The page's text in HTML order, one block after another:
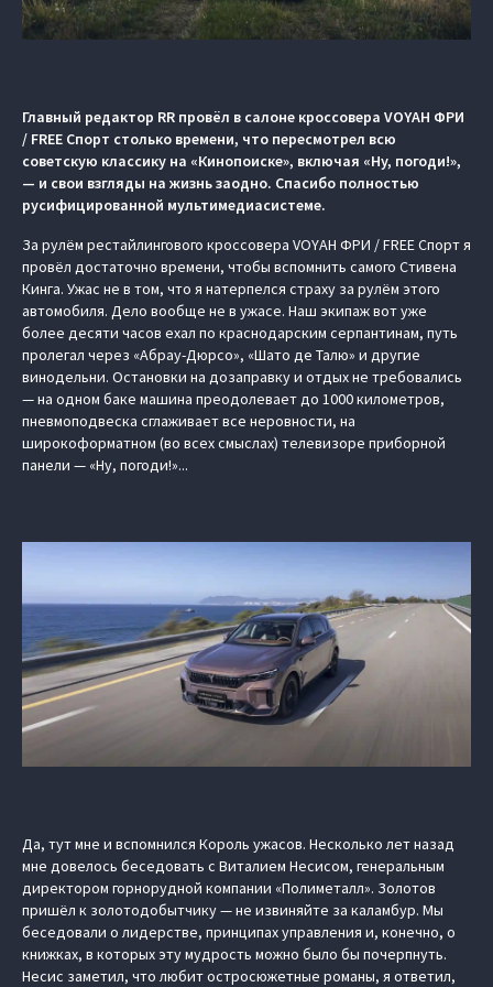
Главный редактор RR провёл в салоне кроссовера VOYAH ФРИ
/ FREE Спорт столько времени, что пересмотрел всю
советскую классику на «Кинопоиске», включая «Ну, погоди!»,
— и свои взгляды на жизнь заодно. Спасибо полностью
русифицированной мультимедиасистеме.
За рулём рестайлингового кроссовера VOYAH ФРИ / FREE Спорт я
провёл достаточно времени, чтобы вспомнить самого Стивена
Кинга. Ужас не в том, что я натерпелся страху за рулём этого
автомобиля. Дело вообще не в ужасе. Наш экипаж вот уже
более десяти часов ехал по краснодарским серпантинам, путь
пролегал через «Абрау-Дюрсо», «Шато де Талю» и другие
винодельни. Остановки на дозаправку и отдых не требовались
— на одном баке машина преодолевает до 1000 километров,
пневмоподвеска сглаживает все неровности, на
широкоформатном (во всех смыслах) телевизоре приборной
панели — «Ну, погоди!»...
Да, тут мне и вспомнился Король ужасов. Несколько лет назад
мне довелось беседовать с Виталием Несисом, генеральным
директором горнорудной компании «Полиметалл». Золотов
пришёл к золотодобытчику — не извиняйте за каламбур. Мы
беседовали о лидерстве, принципах управления и, конечно, о
книжках, в которых эту мудрость можно было бы почерпнуть.
Несис заметил, что любит остросюжетные романы, я ответил,